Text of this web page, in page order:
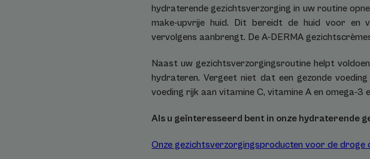
hydraterende gezichtsverzorging in uw routine
make-upvrije huid. Dit bereidt de huid voor en
vervolgens aanbrengt. De A-DERMA
Naast uw gezichtsverzorgingsroutine helpt
hydrateren. Vergeet niet dat een gezonde
voeding rijk aan vitamine C, vitamine A en omega-3
Als u geïnteresseerd bent in onze hydraterende
Onze gezichtsverzorgingsproducten voor de droge